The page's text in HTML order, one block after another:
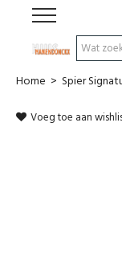
Wijnen
Home > Spier
Voeg toe aan